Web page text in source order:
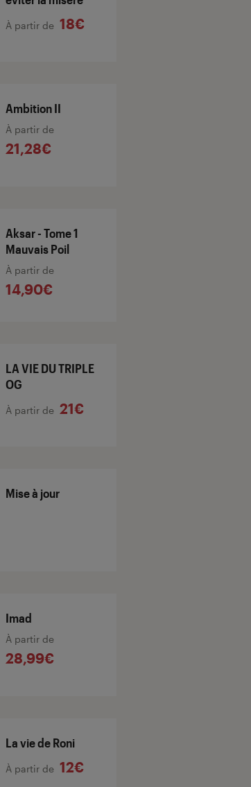
À partir de 18€
Ambition II
À partir de
21,28€
Aksar - Tome 1
Mauvais Poil
À partir de
14,90€
LA VIE DU TRIPLE
OG
À partir de 21€
Mise à jour
Imad
À partir de
28,99€
La vie de Roni
À partir de 12€